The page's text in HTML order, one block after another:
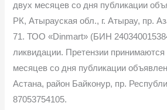
двух месяцев со дня публикации
РК, Атырауская обл., г. Атырау, пр.
71. ТОО «Dinmart» (БИН
ликвидации. Претензии принимаются
месяцев со дня публикации
Астана, район Байконур, пр.
87053754105.